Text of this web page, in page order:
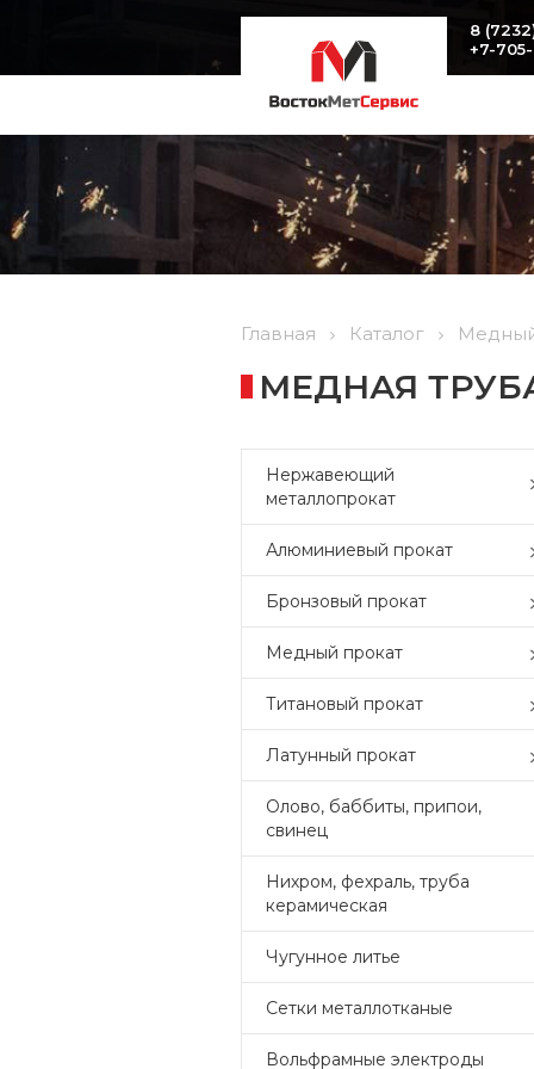
8
+7-
Главная Каталог
МЕДНАЯ
Нержавеющий
металлопрокат
Алюминиевый прокат
Бронзовый прокат
Медный прокат
Титановый прокат
Латунный прокат
Олово, баббиты, припои,
свинец
Нихром, фехраль, труба
керамическая
Чугунное литье
Сетки металлотканые
Вольфрамные электроды